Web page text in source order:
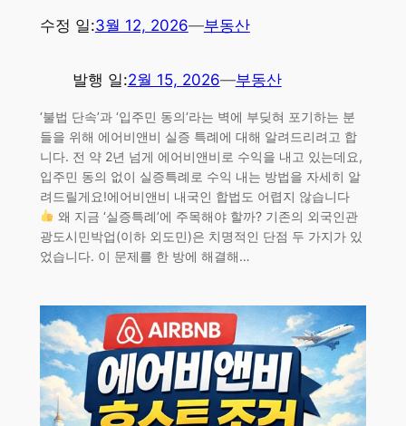
수정 일:3월 12, 2026—부동산
발행 일:2월 15, 2026—부동산
‘불법 단속’과 ‘입주민 동의‘라는 벽에 부딪혀 포기하는 분
들을 위해 에어비앤비 실증 특례에 대해 알려드리려고 합
니다. 전 약 2년 넘게 에어비앤비로 수익을 내고 있는데요,
입주민 동의 없이 실증특례로 수익 내는 방법을 자세히 알
려드릴게요!에어비앤비 내국인 합법도 어렵지 않습니다
왜 지금 ‘실증특례’에 주목해야 할까? 기존의 외국인관
광도시민박업(이하 외도민)은 치명적인 단점 두 가지가 있
었습니다. 이 문제를 한 방에 해결해…